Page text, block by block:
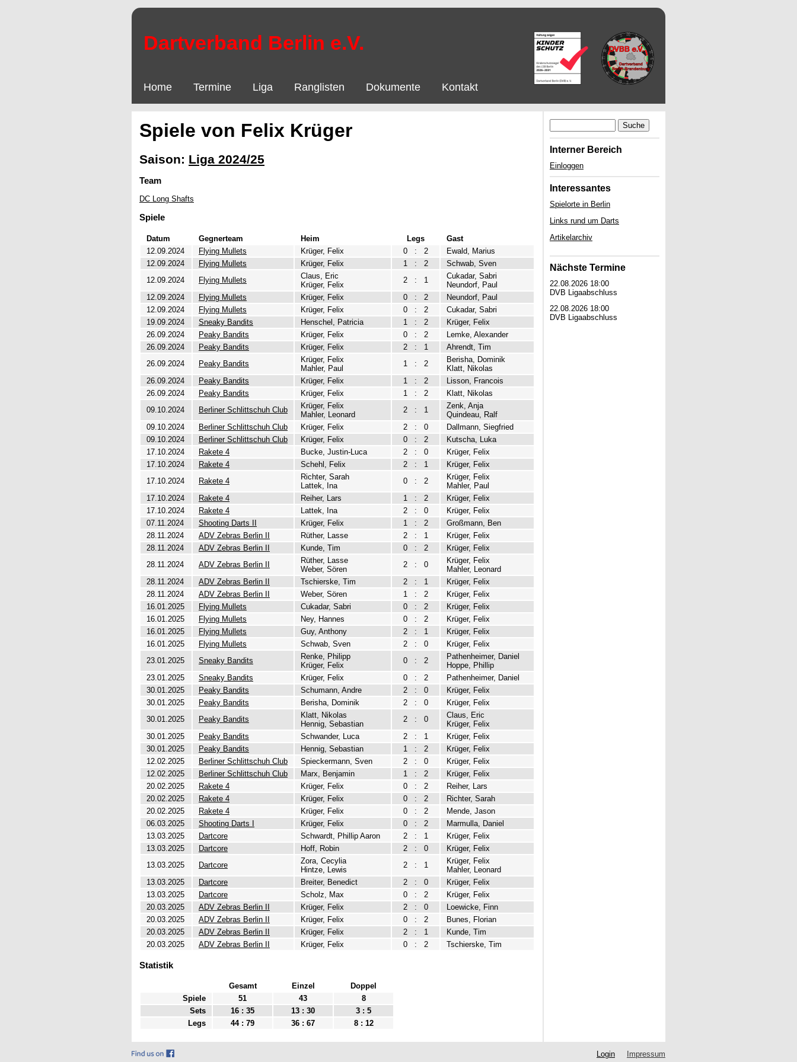
Dartverband Berlin e.V.
Home Termine Liga Ranglisten Dokumente Kontakt
Spiele von Felix Krüger
Saison: Liga 2024/25
Team
DC Long Shafts
Spiele
Datum Gegnerteam Heim Legs
Gast
12.09.2024
Flying Mullets Krüger, Felix 0 : 2
Ewald, Marius
12.09.2024
Flying Mullets Krüger, Felix 1 : 2
Schwab, Sven
12.09.2024
Flying Mullets
Claus, Eric
Krüger, Felix
2 : 1
Cukadar, Sabri
Neundorf, Paul
12.09.2024
Flying Mullets Krüger, Felix 0 : 2
Neundorf, Paul
12.09.2024
Flying Mullets Krüger, Felix 0 : 2
Cukadar, Sabri
19.09.2024
Sneaky Bandits Henschel, Patricia 1 : 2
Krüger, Felix
26.09.2024
Peaky Bandits Krüger, Felix 0 : 2
Lemke, Alexander
26.09.2024
Peaky Bandits Krüger, Felix 2 : 1
Ahrendt, Tim
26.09.2024
Peaky Bandits
Krüger, Felix
Mahler, Paul
1 : 2
Berisha, Dominik
Klatt, Nikolas
26.09.2024
Peaky Bandits Krüger, Felix 1 : 2
Lisson, Francois
26.09.2024
Peaky Bandits Krüger, Felix 1 : 2
Klatt, Nikolas
09.10.2024
Berliner Schlittschuh Club
Krüger, Felix
Mahler, Leonard
2 : 1
Zenk, Anja
Quindeau, Ralf
09.10.2024
Berliner Schlittschuh Club Krüger, Felix 2 : 0
Dallmann, Siegfried
09.10.2024
Berliner Schlittschuh Club Krüger, Felix 0 : 2
Kutscha, Luka
17.10.2024
Rakete 4 Bucke, Justin-Luca 2 : 0
Krüger, Felix
17.10.2024
Rakete 4 Schehl, Felix 2 : 1
Krüger, Felix
17.10.2024
Rakete 4
Richter, Sarah
Lattek, Ina
0 : 2
Krüger, Felix
Mahler, Paul
17.10.2024
Rakete 4 Reiher, Lars 1 : 2
Krüger, Felix
17.10.2024
Rakete 4 Lattek, Ina 2 : 0
Krüger, Felix
07.11.2024
Shooting Darts II Krüger, Felix 1 : 2
Großmann, Ben
28.11.2024
ADV Zebras Berlin II Rüther, Lasse 2 : 1
Krüger, Felix
28.11.2024
ADV Zebras Berlin II Kunde, Tim 0 : 2
Krüger, Felix
28.11.2024
ADV Zebras Berlin II
Rüther, Lasse
Weber, Sören
2 : 0
Krüger, Felix
Mahler, Leonard
28.11.2024
ADV Zebras Berlin II Tschierske, Tim 2 : 1
Krüger, Felix
28.11.2024
ADV Zebras Berlin II Weber, Sören 1 : 2
Krüger, Felix
16.01.2025
Flying Mullets Cukadar, Sabri 0 : 2
Krüger, Felix
16.01.2025
Flying Mullets Ney, Hannes 0 : 2
Krüger, Felix
16.01.2025
Flying Mullets Guy, Anthony 2 : 1
Krüger, Felix
16.01.2025
Flying Mullets Schwab, Sven 2 : 0
Krüger, Felix
23.01.2025
Sneaky Bandits
Renke, Philipp
Krüger, Felix
0 : 2
Pathenheimer, Daniel
Hoppe, Phillip
23.01.2025
Sneaky Bandits Krüger, Felix 0 : 2
Pathenheimer, Daniel
30.01.2025
Peaky Bandits Schumann, Andre 2 : 0
Krüger, Felix
30.01.2025
Peaky Bandits Berisha, Dominik 2 : 0
Krüger, Felix
30.01.2025
Peaky Bandits
Klatt, Nikolas
Hennig, Sebastian
2 : 0
Claus, Eric
Krüger, Felix
30.01.2025
Peaky Bandits Schwander, Luca 2 : 1
Krüger, Felix
30.01.2025
Peaky Bandits Hennig, Sebastian 1 : 2
Krüger, Felix
12.02.2025
Berliner Schlittschuh Club Spieckermann, Sven 2 : 0
Krüger, Felix
12.02.2025
Berliner Schlittschuh Club Marx, Benjamin 1 : 2
Krüger, Felix
20.02.2025
Rakete 4 Krüger, Felix 0 : 2
Reiher, Lars
20.02.2025
Rakete 4 Krüger, Felix 0 : 2
Richter, Sarah
20.02.2025
Rakete 4 Krüger, Felix 0 : 2
Mende, Jason
06.03.2025
Shooting Darts I Krüger, Felix 0 : 2
Marmulla, Daniel
13.03.2025
Dartcore Schwardt, Phillip Aaron 2 : 1
Krüger, Felix
13.03.2025
Dartcore Hoff, Robin 2 : 0
Krüger, Felix
13.03.2025
Dartcore
Zora, Cecylia
Hintze, Lewis
2 : 1
Krüger, Felix
Mahler, Leonard
13.03.2025
Dartcore Breiter, Benedict 2 : 0
Krüger, Felix
13.03.2025
Dartcore Scholz, Max 0 : 2
Krüger, Felix
20.03.2025
ADV Zebras Berlin II Krüger, Felix 2 : 0
Loewicke, Finn
20.03.2025
ADV Zebras Berlin II Krüger, Felix 0 : 2
Bunes, Florian
20.03.2025
ADV Zebras Berlin II Krüger, Felix 2 : 1
Kunde, Tim
20.03.2025
ADV Zebras Berlin II Krüger, Felix 0 : 2 Tschierske, Tim
Statistik
Gesamt Einzel
Doppel
Spiele
51 43
8
Sets
16 : 35 13 : 30
3 : 5
Legs
44 : 79 36 : 67 8 : 12
Suche
Interner Bereich
Einloggen
Interessantes
Spielorte in Berlin
Links rund um Darts
Artikelarchiv
Nächste Termine
22.08.2026 18:00
DVB Ligaabschluss
22.08.2026 18:00
DVB Ligaabschluss
Login Impressum